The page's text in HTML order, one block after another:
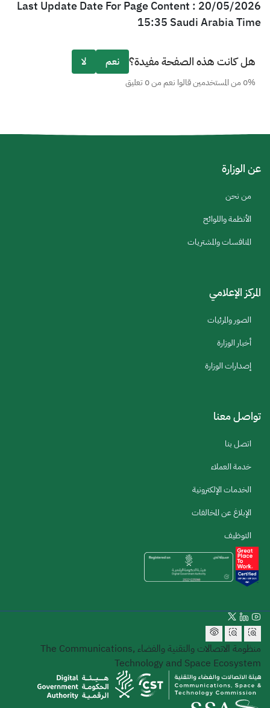
Last Update Date For Page Content : 20/05/2026
15:35 Saudi Arabia Time
هل كانت هذه الصفحة مفيدة؟ نعم لا
0% من المستخدمين قالوا نعم من 0 تعليق
عن الوزارة
من نحن
الأنظمة واللوائح
المنافسات والمشتريات
المركز الإعلامي
الصور والمرئيات
أخبار الوزارة
إصدارات الوزارة
تواصل معنا
اتصل بنا
خدمة العملاء
الخدمات الإلكترونية
الإبلاغ عن المخالفات
التوظيف
منظومة الاتصالات والتقنية والفضاء The Communications,
Technology and Space Ecosystem